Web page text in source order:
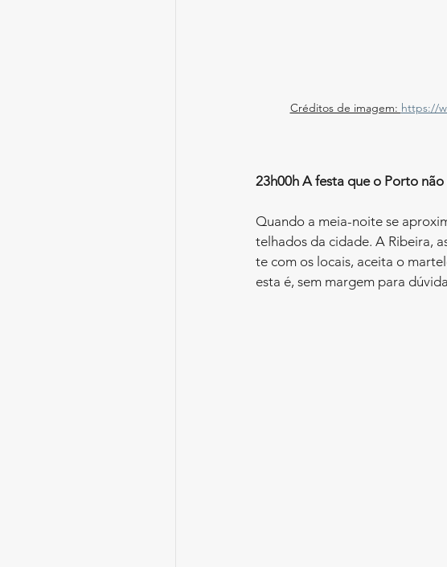
Créditos de imagem: https://
23h00h A festa que o Porto não
Quando a meia-noite se
telhados da cidade. A Ribeira,
te com os locais, aceita o
esta é, sem margem para